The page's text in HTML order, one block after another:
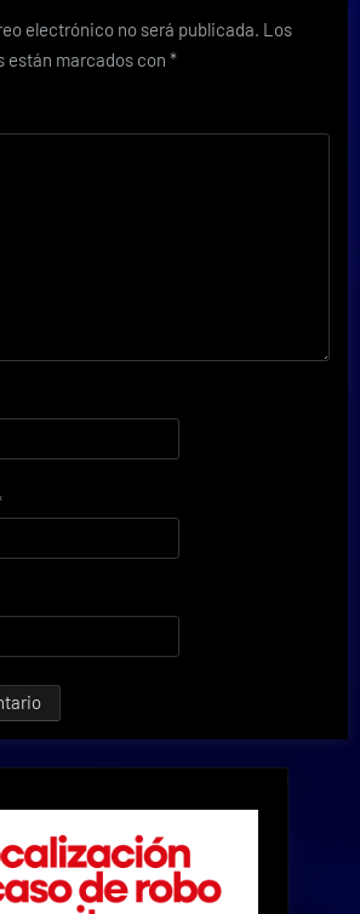
electrónico no será publicada. Los
están marcados con *